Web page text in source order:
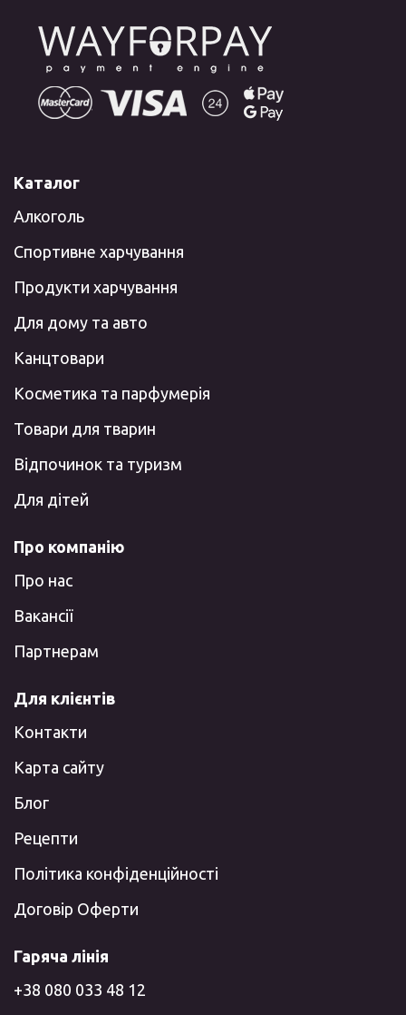
Каталог
Алкоголь
Спортивне харчування
Продукти харчування
Для дому та авто
Канцтовари
Косметика та парфумерія
Товари для тварин
Відпочинок та туризм
Для дітей
Про компанію
Про нас
Вакансії
Партнерам
Для клієнтів
Контакти
Карта сайту
Блог
Рецепти
Політика конфіденційності
Договір Оферти
Гаряча лінія
+38 080 033 48 12